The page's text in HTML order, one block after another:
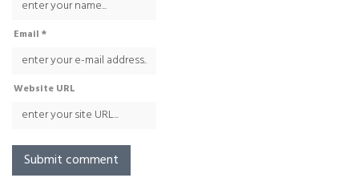
Email *
Website URL